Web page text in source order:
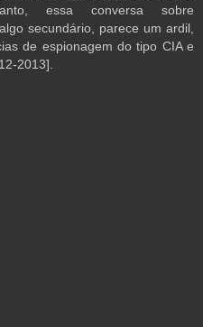
essa conversa sobre
secundário, parece um ardil,
de espionagem do tipo CIA e
2013].